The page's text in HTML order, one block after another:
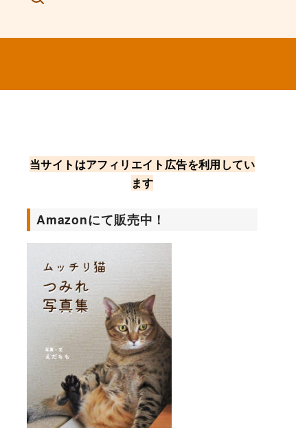
当サイトはアフィリエイト広告を利用してい
ます
Amazonにて販売中！